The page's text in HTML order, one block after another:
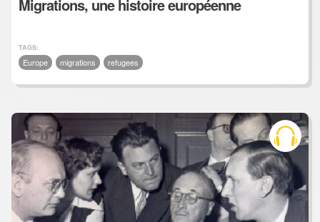
Migrations, une histoire européenne
TAGS:
Europe migrations refugees